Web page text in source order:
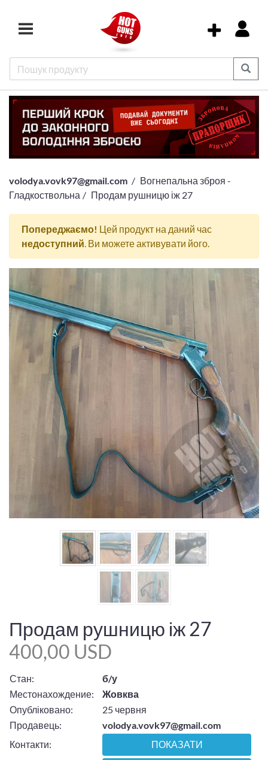
volodya.vovk97@gmail.com
Вогнепальна зброя -
Гладкоствольна
Продам рушницю іж 27
Попереджаємо! Цей продукт на даний час
недоступний. Ви можете активувати його.
Продам рушницю іж 27
400,00 USD
Стан:
б/у
Местонахождение:
Жовква
Опубліковано:
25 червня
Продавець:
volodya.vovk97@gmail.com
Контакти:
ПОКАЗАТИ